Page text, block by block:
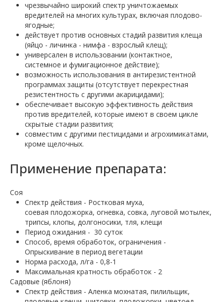
чрезвычайно широкий спектр уничтожаемых
вредителей на многих культурах, включая плодово-
ягодные;
действует против основных стадий развития клеща
(яйцо - личинка - нимфа - взрослый клещ);
универсален в использовании (контактное,
системное и фумигационное действие);
возможность использования в антирезистентной
программах защиты (отсутствует перекрестная
резистентность с другими акарицидами);
обеспечивает высокую эффективность действия
против вредителей, которые имеют в своем цикле
скрытые стадии развития;
совместим с другими пестицидами и агрохимикатами,
кроме щелочных.
Применение препарата:
Соя
Спектр действия - Ростковая муха,
соевая плодожорка, огневка, совка, луговой мотылек,
трипсы, клопы, долгоносики, тля, клещи
Период ожидания - 30 суток
Способ, время обработок, ограничения -
Опрыскивание в период вегетации
Норма расхода, л/га - 0,8-1
Максимальная кратность обработок - 2
Садовые (яблоня)
Спектр действия - Аленка мохнатая, пилильщик,